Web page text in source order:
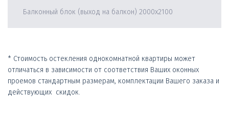
Балконный блок (выход на балкон) 2000х2100
* Стоимость остекления однокомнатной квартиры может
отличаться в зависимости от соответствия Ваших оконных
проемов стандартным размерам, комплектации Вашего заказа и
действующих  скидок.